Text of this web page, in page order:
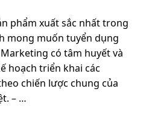
phẩm xuất sắc nhất trong
mong muốn tuyển dụng
có tâm huyết và
hoạch triển khai các
chiến lược chung của
– …